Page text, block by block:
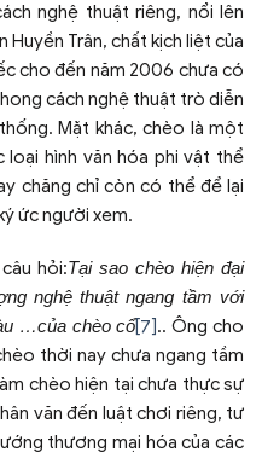
nghệ thuật riêng, nổi lên
Trân, chất kịch liệt của
cho đến năm 2006 chưa có
cách nghệ thuật trò diễn
Mặt khác, chèo là một
hình văn hóa phi vật thể
chăng chỉ còn có thể để lại
ức người xem.
hỏi:Tại sao chèo hiện đại
nghệ thuật ngang tầm với
…của chèo cổ[7].. Ông cho
thời nay chưa ngang tầm
chèo hiện tại chưa thực sự
văn đến luật chơi riêng, tư
thương mại hóa của các